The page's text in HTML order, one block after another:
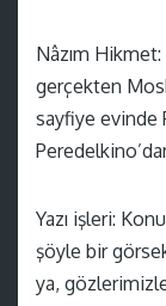
Nâzım
gerçekten
sayfiye evinde
Yazı işleri:
şöyle bir
ya,